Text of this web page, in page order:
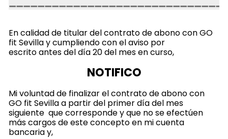
En calidad de titular del contrato de abono con GO
fit Sevilla y cumpliendo con el aviso por
escrito antes del día 20 del mes en curso,
NOTIFICO
Mi voluntad de finalizar el contrato de abono con
GO fit Sevilla a partir del primer día del mes
siguiente que corresponde yque no se efectúen
más cargos de este concepto en mi cuenta
bancaria y,